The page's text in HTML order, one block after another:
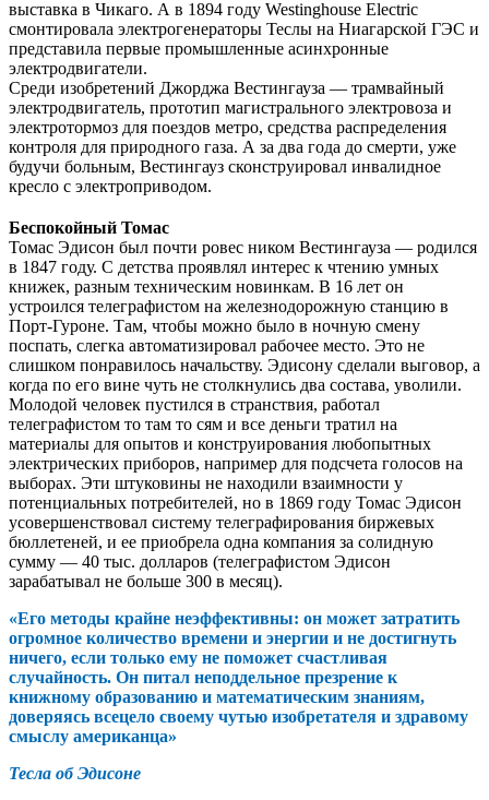
выставка в Чикаго. А в 1894 году Westinghouse Electric
смонтировала электрогенераторы Теслы на Ниагарской ГЭС и
представила первые промышленные асинхронные
электродвигатели.
Среди изобретений Джорджа Вестингауза — трамвайный
электродвигатель, прототип магистрального электровоза и
электротормоз для поездов метро, средства распределения
контроля для природного газа. А за два года до смерти, уже
будучи больным, Вестингауз сконструировал инвалидное
кресло с электроприводом.
Беспокойный Томас
Томас Эдисон был почти ровес ником Вестингауза — родился
в 1847 году. С детства проявлял интерес к чтению умных
книжек, разным техническим новинкам. В 16 лет он
устроился телеграфистом на железнодорожную станцию в
Порт-Гуроне. Там, чтобы можно было в ночную смену
поспать, слегка автоматизировал рабочее место. Это не
слишком понравилось начальству. Эдисону сделали выговор, а
когда по его вине чуть не столкнулись два состава, уволили.
Молодой человек пустился в странствия, работал
телеграфистом то там то сям и все деньги тратил на
материалы для опытов и конструирования любопытных
электрических приборов, например для подсчета голосов на
выборах. Эти штуковины не находили взаимности у
потенциальных потребителей, но в 1869 году Томас Эдисон
усовершенствовал систему телеграфирования биржевых
бюллетеней, и ее приобрела одна компания за солидную
сумму — 40 тыс. долларов (телеграфистом Эдисон
зарабатывал не больше 300 в месяц).
«Его методы крайне неэффективны: он может затратить
огромное количество времени и энергии и не достигнуть
ничего, если только ему не поможет счастливая
случайность. Он питал неподдельное презрение к
книжному образованию и математическим знаниям,
доверяясь всецело своему чутью изобретателя и здравому
смыслу американца»
Тесла об Эдисоне